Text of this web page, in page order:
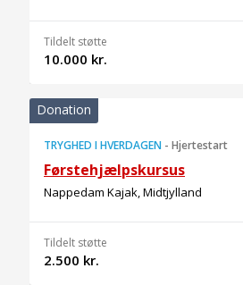
Tildelt støtte
10.000 kr.
Donation
TRYGHED I HVERDAGEN - Hjertestart
Førstehjælpskursus
Nappedam Kajak, Midtjylland
Tildelt støtte
2.500 kr.